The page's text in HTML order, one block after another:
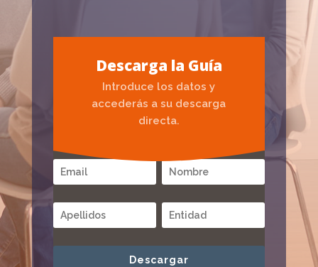
Descarga la Guía
Introduce los datos y
accederás a su descarga
directa.
Descargar